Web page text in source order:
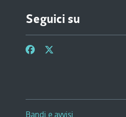
Seguici su
Bandi e avvisi